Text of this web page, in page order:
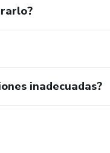
inadecuadas?